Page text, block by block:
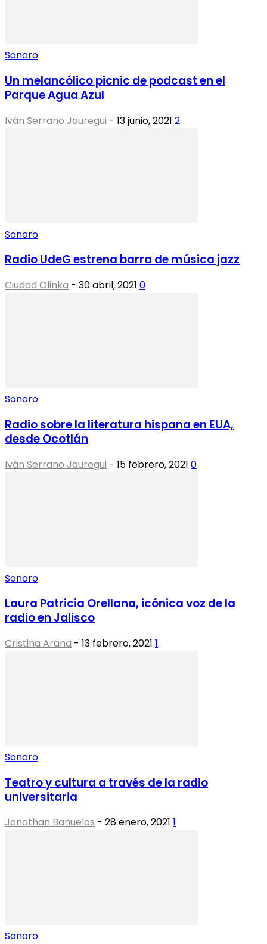
Sonoro
Un melancólico picnic de podcast en el
Parque Agua Azul
Iván Serrano Jauregui - 13 junio, 2021 2
Sonoro
Radio UdeG estrena barra de música jazz
Ciudad Olinka - 30 abril, 2021 0
Sonoro
Radio sobre la literatura hispana en EUA,
desde Ocotlán
Iván Serrano Jauregui - 15 febrero, 2021 0
Sonoro
Laura Patricia Orellana, icónica voz de la
radio en Jalisco
Cristina Arana - 13 febrero, 2021 1
Sonoro
Teatro y cultura a través de la radio
universitaria
Jonathan Bañuelos - 28 enero, 2021 1
Sonoro